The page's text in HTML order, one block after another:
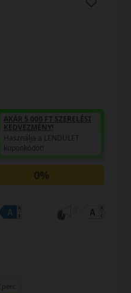
Használja a LENDÜLET
kuponkódot!
0%
7 perc